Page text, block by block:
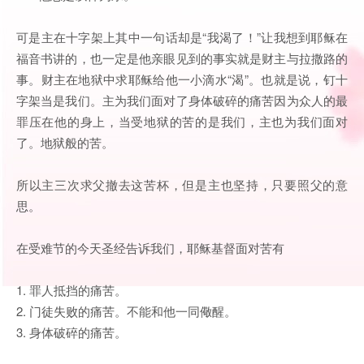
可是主在十字架上其中一句话却是“我渴了！”让我想到耶稣在
福音书讲的，也一定是他亲眼见到的事实就是财主与拉撒路的
事。财主在地狱中求耶稣给他一小滴水“渴”。也就是说，钉十
字架当是我们。主为我们面对了身体破碎的痛苦因为众人的最
罪压在他的身上，当受地狱的苦的是我们，主也为我们面对
了。地狱般的苦。
所以主三次求父撤去这苦杯，但是主也坚持，只要照父的意
思。
在受难节的今天圣经告诉我们，耶稣基督面对苦有
1. 罪人抵挡的痛苦。
2. 门徒失败的痛苦。不能和他一同儆醒。
3. 身体破碎的痛苦。